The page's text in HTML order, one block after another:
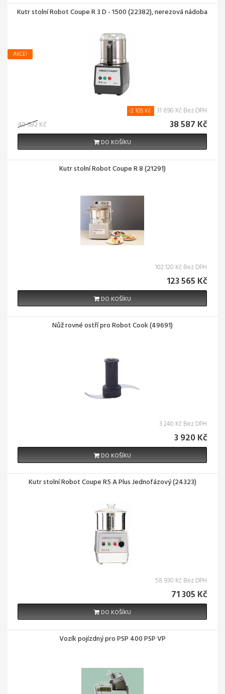
Kutr stolní Robot Coupe R 3 D - 1500 (22382), nerezová nádoba
AKCE!
40 692 Kč
-2 105 Kč 31 890 Kč Bez DPH
38 587 Kč
DO KOŠÍKU
Kutr stolní Robot Coupe R 8 (21291)
102 120 Kč Bez DPH
123 565 Kč
DO KOŠÍKU
Nůž rovné ostří pro Robot Cook (49691)
3 240 Kč Bez DPH
3 920 Kč
DO KOŠÍKU
Kutr stolní Robot Coupe R5 A Plus Jednofázový (24323)
58 930 Kč Bez DPH
71 305 Kč
DO KOŠÍKU
Vozík pojízdný pro PSP 400 PSP VP